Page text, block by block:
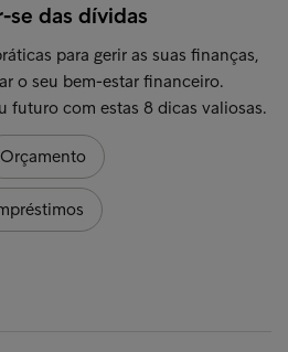
se das dívidas
para gerir as suas finanças,
o seu bem-estar financeiro.
futuro com estas 8 dicas valiosas.
Orçamento